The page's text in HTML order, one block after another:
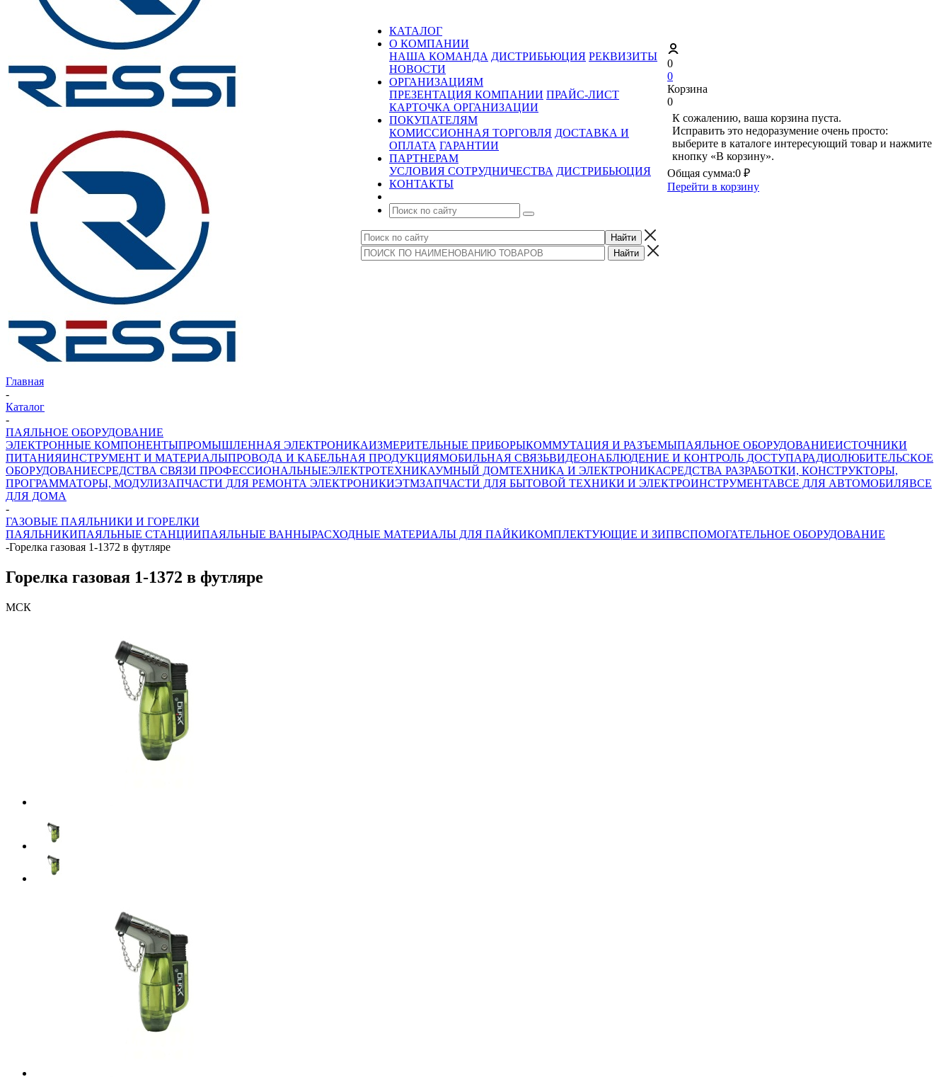
КАТАЛОГ
О КОМПАНИИ
НАША КОМАНДА ДИСТРИБЬЮЦИЯ РЕКВИЗИТЫ
НОВОСТИ
ОРГАНИЗАЦИЯМ
ПРЕЗЕНТАЦИЯ КОМПАНИИ ПРАЙС-ЛИСТ
КАРТОЧКА ОРГАНИЗАЦИИ
ПОКУПАТЕЛЯМ
КОМИССИОННАЯ ТОРГОВЛЯ ДОСТАВКА И
ОПЛАТА ГАРАНТИИ
ПАРТНЕРАМ
УСЛОВИЯ СОТРУДНИЧЕСТВА ДИСТРИБЬЮЦИЯ
КОНТАКТЫ
0
0
Корзина
0
К сожалению, ваша корзина пуста.
Исправить это недоразумение очень просто:
выберите в каталоге интересующий товар и нажмите
кнопку «В корзину».
Общая сумма:0 ₽
Перейти в корзину
Главная
-
Каталог
-
ПАЯЛЬНОЕ ОБОРУДОВАНИЕ
ЭЛЕКТРОННЫЕ КОМПОНЕНТЫПРОМЫШЛЕННАЯ ЭЛЕКТРОНИКАИЗМЕРИТЕЛЬНЫЕ ПРИБОРЫКОММУТАЦИЯ И РАЗЪЕМЫПАЯЛЬНОЕ ОБОРУДОВАНИЕИСТОЧНИКИ
ПИТАНИЯИНСТРУМЕНТ И МАТЕРИАЛЫПРОВОДА И КАБЕЛЬНАЯ ПРОДУКЦИЯМОБИЛЬНАЯ СВЯЗЬВИДЕОНАБЛЮДЕНИЕ И КОНТРОЛЬ ДОСТУПАРАДИОЛЮБИТЕЛЬСКОЕ
ОБОРУДОВАНИЕСРЕДСТВА СВЯЗИ ПРОФЕССИОНАЛЬНЫЕЭЛЕКТРОТЕХНИКАУМНЫЙ ДОМТЕХНИКА И ЭЛЕКТРОНИКАСРЕДСТВА РАЗРАБОТКИ, КОНСТРУКТОРЫ,
ПРОГРАММАТОРЫ, МОДУЛИЗАПЧАСТИ ДЛЯ РЕМОНТА ЭЛЕКТРОНИКИЭТМЗАПЧАСТИ ДЛЯ БЫТОВОЙ ТЕХНИКИ И ЭЛЕКТРОИНСТРУМЕНТАВСЕ ДЛЯ АВТОМОБИЛЯВСЕ
ДЛЯ ДОМА
-
ГАЗОВЫЕ ПАЯЛЬНИКИ И ГОРЕЛКИ
ПАЯЛЬНИКИПАЯЛЬНЫЕ СТАНЦИИПАЯЛЬНЫЕ ВАННЫРАСХОДНЫЕ МАТЕРИАЛЫ ДЛЯ ПАЙКИКОМПЛЕКТУЮЩИЕ И ЗИПВСПОМОГАТЕЛЬНОЕ ОБОРУДОВАНИЕ
-Горелка газовая 1-1372 в футляре
Горелка газовая 1-1372 в футляре
МСК